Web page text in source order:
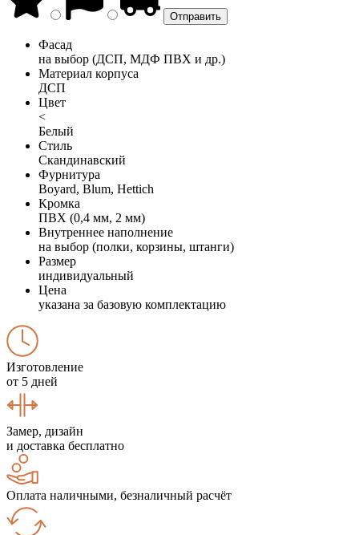
Фасад
на выбор (ДСП, МДФ ПВХ и др.)
Материал корпуса
ДСП
Цвет
<
Белый
Стиль
Скандинавский
Фурнитура
Boyard, Blum, Hettich
Кромка
ПВХ (0,4 мм, 2 мм)
Внутреннее наполнение
на выбор (полки, корзины, штанги)
Размер
индивидуальный
Цена
указана за базовую комплектацию
Изготовление
от 5 дней
Замер, дизайн
и доставка бесплатно
Оплата наличными, безналичный расчёт